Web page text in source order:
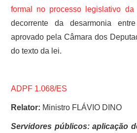
formal no processo legislativo da
decorrente da desarmonia
aprovado pela Câmara dos
do texto da lei.
ADPF 1.068/ES
Relator: Ministro FLÁVIO DINO
Servidores públicos: aplicação